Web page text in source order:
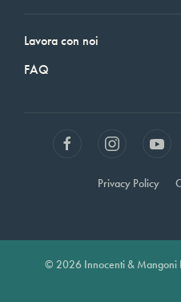
Lavora con noi
FAQ
Privacy Policy
© 2026 Innocenti & Mangoni